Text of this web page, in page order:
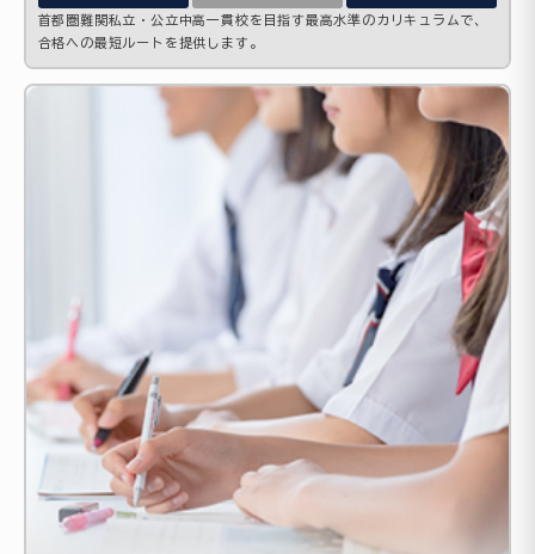
首都圏難関私立・公立中高一貫校を目指す最高水準のカリキュラムで、
合格への最短ルートを提供します。